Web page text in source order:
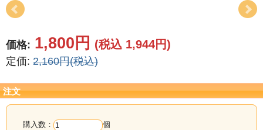
カタログ
価格: 1,800円 (税込 1,944円)
定価: 2,160円(税込)
注文
購入数： 個